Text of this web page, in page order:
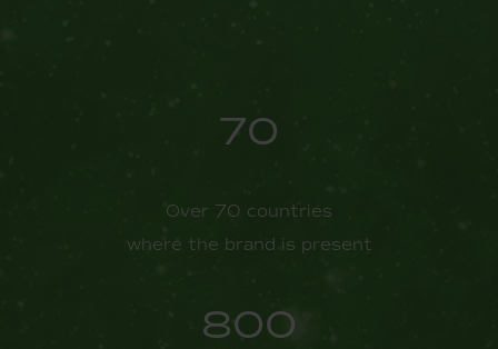
70
Over 70 countries
where the brand is present
800